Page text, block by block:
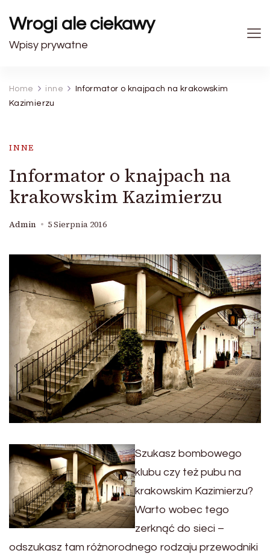
Wrogi ale ciekawy
Wpisy prywatne
Home inne
Informator o knajpach na krakowskim
Kazimierzu
INNE
Informator o knajpach na
krakowskim Kazimierzu
Admin 5 Sierpnia 2016
Szukasz bombowego
klubu czy też pubu na
krakowskim Kazimierzu?
Warto wobec tego
zerknąć do sieci –
odszukasz tam różnorodnego rodzaju przewodniki